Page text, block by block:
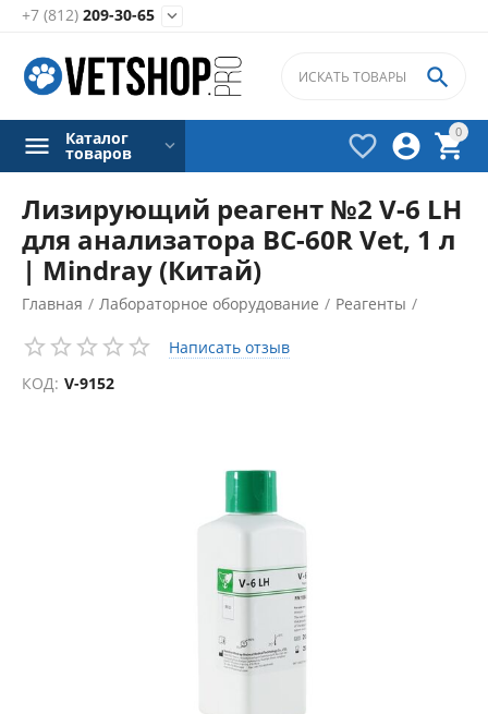
+7 (812) 209-30-65 
0




Каталог
товаров
Лизирующий реагент №2 V-6 LH
для анализатора BC-60R Vet, 1 л
| Mindray (Китай)
Главная / Лабораторное оборудование / Реагенты /
Гематологические реагенты /
Написать отзыв
КОД: V-9152